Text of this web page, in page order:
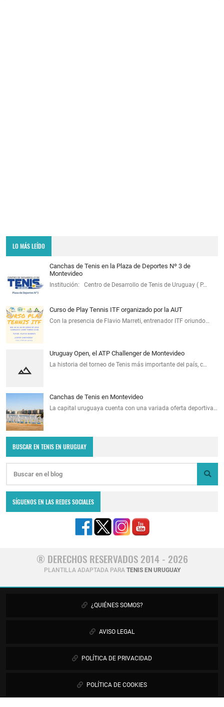
LO MÁS LEÍDO
Canchas de Tenis en la Plaza de Deportes Nº 3 de
Montevideo
Institución: Centro de Desarrollo de Tenis de Uruguay ( P…
Curso de Play Tennis ITF organizado por la AUT
Con la presencia de Flavio Marreti, entrenador ITF oriundo…
Uruguay Open, el ATP Challenger de Montevideo
La historia del torneo de Tenis más importante del país, c…
Canchas de Tenis en Montevideo
La capital uruguaya cuenta con una variada oferta deportiva…
BUSCAR EN TENIS EN URUGUAY
SÍGUENOS EN LAS REDES SOCIALES
® DERECHOS RESERVADOS 2014 - 2026
PLANTILLA ADAPTADA PARA TENIS EN URUGUAY
¿QUIÉNES SOMOS?
AVISO LEGAL
POLÍTICA DE PRIVACIDAD
POLÍTICA DE COOKIES